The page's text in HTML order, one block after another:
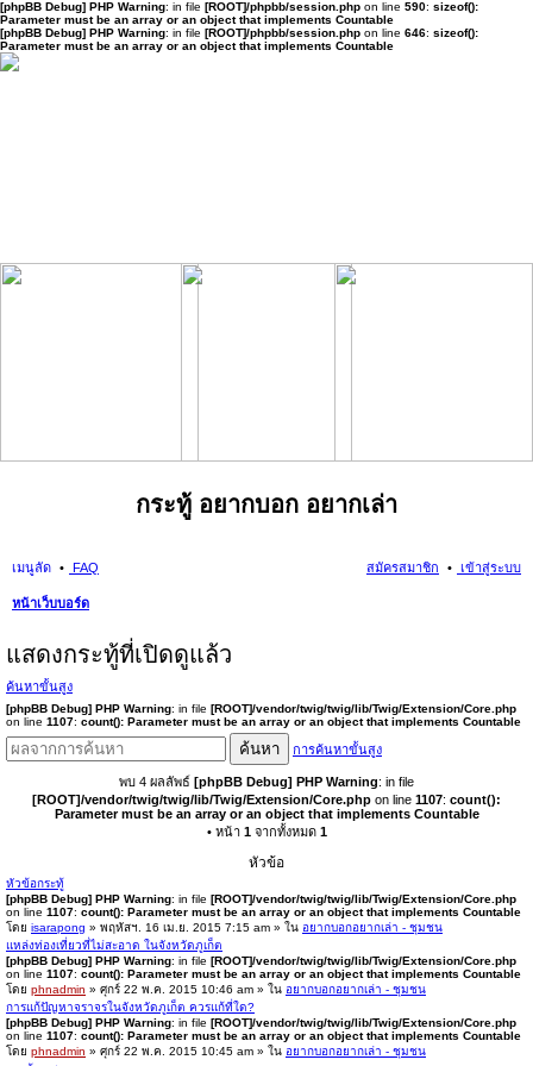
[phpBB Debug] PHP Warning: in file [ROOT]/phpbb/session.php on line 590: sizeof():
Parameter must be an array or an object that implements Countable
[phpBB Debug] PHP Warning: in file [ROOT]/phpbb/session.php on line 646: sizeof():
Parameter must be an array or an object that implements Countable
กระทู้ อยากบอก อยากเล่า
เมนูลัด FAQ เข้าสู่ระบบ
สมัครสมาชิก
หน้าเว็บบอร์ด
แสดงกระทู้ที่เปิดดูแล้ว
ค้นหาขั้นสูง
[phpBB Debug] PHP Warning: in file [ROOT]/vendor/twig/twig/lib/Twig/Extension/Core.php
on line 1107: count(): Parameter must be an array or an object that implements Countable
ค้นหา การค้นหาขั้นสูง
พบ 4 ผลลัพธ์ [phpBB Debug] PHP Warning: in file
[ROOT]/vendor/twig/twig/lib/Twig/Extension/Core.php on line 1107: count():
Parameter must be an array or an object that implements Countable
• หน้า 1จากทั้งหมด 1
หัวข้อ
หัวข้อกระทู้
[phpBB Debug] PHP Warning: in file [ROOT]/vendor/twig/twig/lib/Twig/Extension/Core.php
on line 1107: count(): Parameter must be an array or an object that implements Countable
โดย isarapong » พฤหัสฯ. 16 เม.ย. 2015 7:15 am » ใน อยากบอกอยากเล่า - ชุมชน
แหล่งท่องเที่ยวที่ไม่สะอาด ในจังหวัดภูเก็ต
[phpBB Debug] PHP Warning: in file [ROOT]/vendor/twig/twig/lib/Twig/Extension/Core.php
on line 1107: count(): Parameter must be an array or an object that implements Countable
โดย phnadmin » ศุกร์ 22 พ.ค. 2015 10:46 am » ใน อยากบอกอยากเล่า - ชุมชน
การแก้ปัญหาจราจรในจังหวัดภูเก็ต ควรแก้ที่ใด?
[phpBB Debug] PHP Warning: in file [ROOT]/vendor/twig/twig/lib/Twig/Extension/Core.php
on line 1107: count(): Parameter must be an array or an object that implements Countable
โดย phnadmin » ศุกร์ 22 พ.ค. 2015 10:45 am » ใน อยากบอกอยากเล่า - ชุมชน